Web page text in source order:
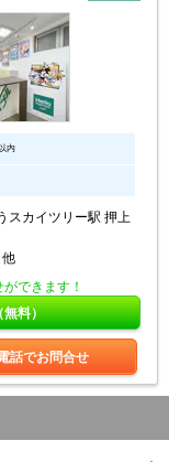
内
スカイツリー駅 押上
他
できます！
無料）
話でお問合せ